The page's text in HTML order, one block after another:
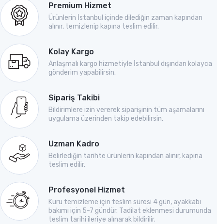
Premium Hizmet
Ürünlerin İstanbul içinde dilediğin zaman kapından
alınır, temizlenip kapına teslim edilir.
Kolay Kargo
Anlaşmalı kargo hizmetiyle İstanbul dışından kolayca
gönderim yapabilirsin.
Sipariş Takibi
Bildirimlere izin vererek siparişinin tüm aşamalarını
uygulama üzerinden takip edebilirsin.
Uzman Kadro
Belirlediğin tarihte ürünlerin kapından alınır, kapına
teslim edilir.
Profesyonel Hizmet
Kuru temizleme için teslim süresi 4 gün, ayakkabı
bakımı için 5-7 gündür. Tadilat eklenmesi durumunda
teslim tarihi ileriye alınarak bildirilir.